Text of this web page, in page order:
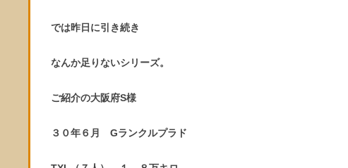
では昨日に引き続き
なんか足りないシリーズ。
ご紹介の大阪府S様
３０年６月 Gランクルプラド